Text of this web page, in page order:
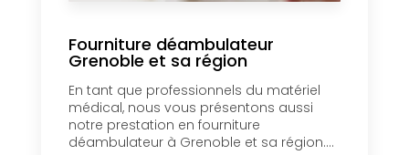
Fourniture déambulateur
Grenoble et sa région
En tant que professionnels du matériel
médical, nous vous présentons aussi
notre prestation en fourniture
déambulateur à Grenoble et sa région....